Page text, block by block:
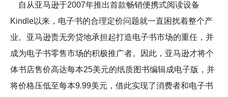
自从亚马逊于2007年推出首款畅销便携式阅读设备
Kindle以来，电子书的合理定价问题就一直困扰着整个产
业。亚马逊责无旁贷地承担起打造电子书市场的重任，并
成为电子书零售市场的积极推广者。因此，亚马逊才将个
体书店售价高达每本25美元的纸质图书编辑成电子版，并
将价格压低至每本9.99美元，借此实现了消费者和电子书